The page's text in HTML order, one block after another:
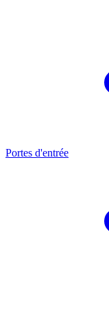
Portes d'entrée